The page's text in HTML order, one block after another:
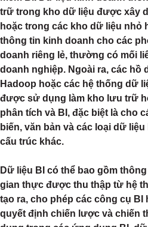
trữ trong kho dữ liệu được xây
hoặc trong các kho dữ liệu nhỏ
thông tin kinh doanh cho các
doanh riêng lẻ, thường có mối
doanh nghiệp. Ngoài ra, các hồ
Hadoop hoặc các hệ thống dữ
được sử dụng làm kho lưu trữ
phân tích và BI, đặc biệt là cho
biến, văn bản và các loại dữ
cấu trúc khác.
Dữ liệu BI có thể bao gồm
gian thực được thu thập từ hệ
tạo ra, cho phép các công cụ BI
quyết định chiến lược và chiến